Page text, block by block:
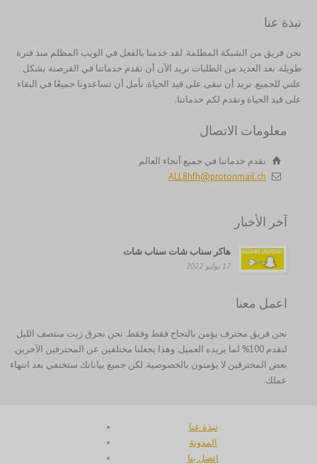
نبذة عنا
نحن فريق من الشبكة المظلمة. لقد خدمنا بالفعل في الويب المظلم منذ فترة
طويلة. بعد العديد من الطلبات نريد الآن أن نقدم خدماتنا في القرصنة بشكل
علني للجميع. نريد أن نبقى على قيد الحياة. نأمل أن تساعدونا جميعًا في البقاء
على قيد الحياة ونقدم لكم خدماتنا.
معلومات الاتصال
نقدم خدماتنا في جميع أنحاء العالم
ALL8hfh@protonmail.ch
آخر الأخبار
هاكر سناب شات سناب شات
17 يوليو 2022
اعمل معنا
نحن فريق محترف يؤمن بالنجاح فقط وفقط. نحن نحرق زيت منتصف الليل
لنقدم 100% لما يريده العميل. وهذا يجعلنا مختلفين عن المحترفين الآخرين.
بعض المخترقين لا يؤمنون بالخصوصية. لكن جميع بياناتك ستختفي بعد انتهاء
عملك.
نبذة عنا
المدونة
اتصل بنا
Italiano
日本語
Bahasa Melayu
Nederlands (België)
Polski
Română
Русский
Svenska
简体中文
香港中文